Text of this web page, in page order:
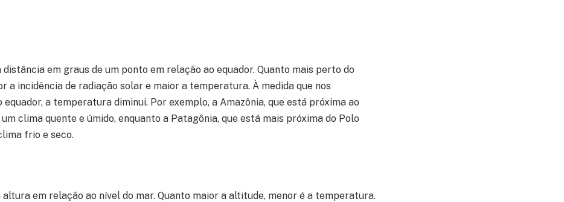
em graus de um ponto em relação ao equador. Quanto mais perto do
a incidência de radiação solar e maior a temperatura. À medida que nos
equador, a temperatura diminui. Por exemplo, a Amazônia, que está próxima ao
clima quente e úmido, enquanto a Patagônia, que está mais próxima do Polo
frio e seco.
altura em relação ao nível do mar. Quanto maior a altitude, menor é a temperatura.